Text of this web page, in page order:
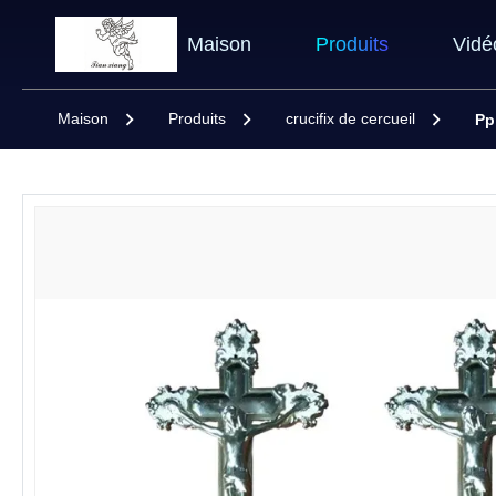
Maison Produits
Maison Produits crucifix de cercueil